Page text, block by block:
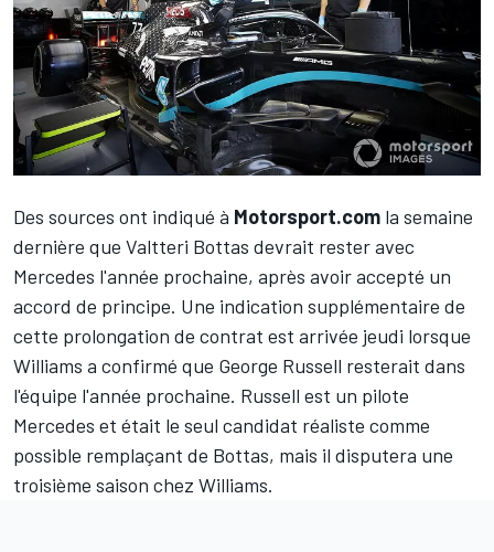
Des sources ont indiqué à Motorsport.com la semaine
dernière que Valtteri Bottas devrait rester avec
Mercedes l'année prochaine, après avoir accepté un
accord de principe. Une indication supplémentaire de
cette prolongation de contrat est arrivée jeudi lorsque
Williams a confirmé que George Russell resterait dans
l'équipe l'année prochaine. Russell est un pilote
Mercedes et était le seul candidat réaliste comme
possible remplaçant de Bottas, mais il disputera une
troisième saison chez Williams.